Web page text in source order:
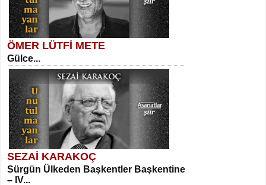
MEHMET TAŞTAN
Vagon’da Bir Şairle...
SITKI CANEY
Meral Yağmur
Eski Bir Şiir...
ÖMER LÜTFİ METE
Gülce...
SEZAİ KARAKOÇ
Sürgün Ülkeden Başkentler Başkentine
– IV...